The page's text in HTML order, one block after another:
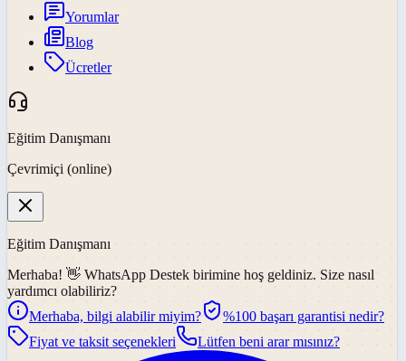
Yorumlar
Blog
Ücretler
Eğitim Danışmanı
Çevrimiçi (online)
Eğitim Danışmanı
Merhaba! 👋 WhatsApp Destek birimine hoş geldiniz. Size nasıl
yardımcı olabiliriz?
Merhaba, bilgi alabilir miyim?
%100 başarı garantisi nedir?
Fiyat ve taksit seçenekleri
Lütfen beni arar mısınız?